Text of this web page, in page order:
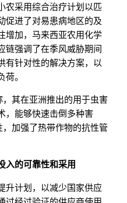
农采用综合治疗计划以匹
促进了对易患病地区的及
增加，马来西亚农用化学
链强调了在季风威胁期间
有针对性的解决方案，以
。
其在亚洲推出的用于虫害
，能够快速击倒多种害
加强了热带作物的抗性管
入的可靠性和采用
升计划，以减少国家供应